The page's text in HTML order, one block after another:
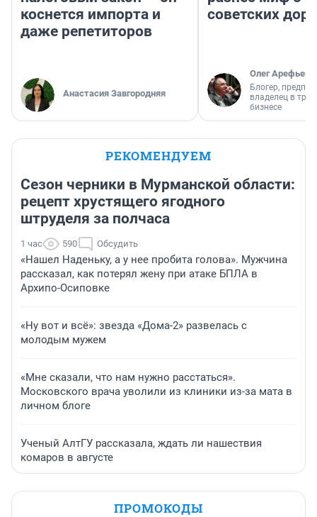
коснется импорта и
даже репетиторов
Анастасия Завгородняя
советских
Олег Арефьев
Блогер,
владелец в
бизнесе
РЕКОМЕНДУЕМ
Сезон черники в Мурманской области:
рецепт хрустящего ягодного
штруделя за полчаса
1 час 590 Обсудить
«Нашел Наденьку, а у нее пробита голова». Мужчина
рассказал, как потерял жену при атаке БПЛА в
Архипо-Осиповке
«Ну вот и всё»: звезда «Дома-2» развелась с
молодым мужем
«Мне сказали, что нам нужно расстаться».
Московского врача уволили из клиники из-за мата в
личном блоге
Ученый АлтГУ рассказала, ждать ли нашествия
комаров в августе
ПРОМОКОДЫ